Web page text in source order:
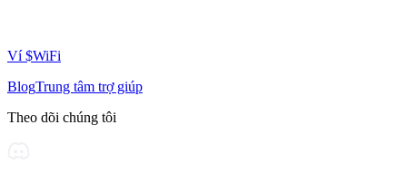
Ví $WiFi
BlogTrung tâm trợ giúp
Theo dõi chúng tôi